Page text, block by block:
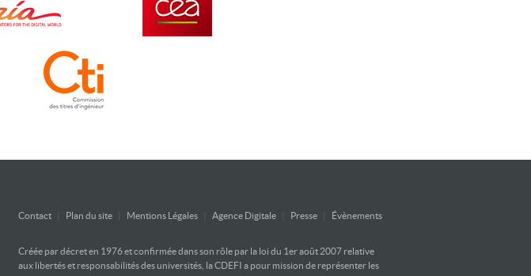
Contact Plan du site Mentions Légales Agence Digitale Presse Évènements
Créée par décret en 1976 et confirmée dans son rôle par la loi du 1er août 2007 relative
aux libertés et responsabilités des universités, la CDEFI a pour mission de représenter les